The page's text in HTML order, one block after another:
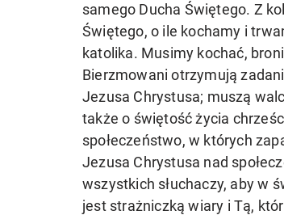
samego Ducha Świętego. Z
Świętego, o ile kochamy i
katolika. Musimy kochać,
Bierzmowani otrzymują
Jezusa Chrystusa; muszą
także o świętość życia
społeczeństwo, w których
Jezusa Chrystusa nad
wszystkich słuchaczy, aby w
jest strażniczką wiary i Tą,